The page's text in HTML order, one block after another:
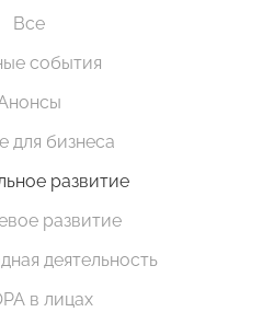
Все
события
для бизнеса
развитие
развитие
деятельность
в лицах